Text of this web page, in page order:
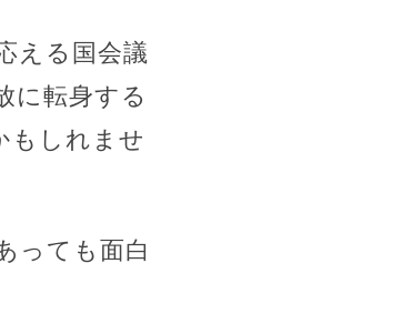
える国会議
に転身する
もしれませ
っても面白